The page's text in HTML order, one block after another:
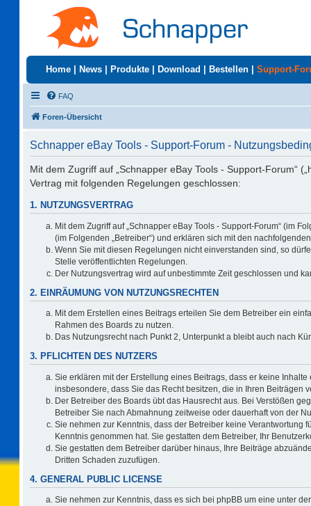
Home News Produkte Download Bestellen Support-
FAQ
Foren-Übersicht
Schnapper eBay Tools - Support-Forum -
Mit dem Zugriff auf „Schnapper eBay Tools - Support-Forum“
Vertrag mit folgenden Regelungen geschlossen:
1. NUTZUNGSVERTRAG
Mit dem Zugriff auf „Schnapper eBay Tools - Support-Forum“ (im
(im Folgenden „Betreiber“) und erklären sich mit den
Wenn Sie mit diesen Regelungen nicht einverstanden sind, so
Stelle veröffentlichten Regelungen.
Der Nutzungsvertrag wird auf unbestimmte Zeit geschlossen und
2. EINRÄUMUNG VON NUTZUNGSRECHTEN
Mit dem Erstellen eines Beitrags erteilen Sie dem Betreiber ein
Rahmen des Boards zu nutzen.
Das Nutzungsrecht nach Punkt 2, Unterpunkt a bleibt auch nach
3. PFLICHTEN DES NUTZERS
Sie erklären mit der Erstellung eines Beitrags, dass er keine
insbesondere, dass Sie das Recht besitzen, die in Ihren Beiträgen
Der Betreiber des Boards übt das Hausrecht aus. Bei Verstößen
Betreiber Sie nach Abmahnung zeitweise oder dauerhaft von der
Sie nehmen zur Kenntnis, dass der Betreiber keine Verantwortung
Kenntnis genommen hat. Sie gestatten dem Betreiber, Ihr
Sie gestatten dem Betreiber darüber hinaus, Ihre Beiträge
Dritten Schaden zuzufügen.
4. GENERAL PUBLIC LICENSE
Sie nehmen zur Kenntnis, dass es sich bei phpBB um eine unter der